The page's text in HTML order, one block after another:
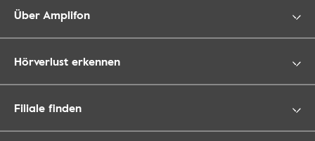
Über Amplifon
Hörverlust erkennen
Filiale finden